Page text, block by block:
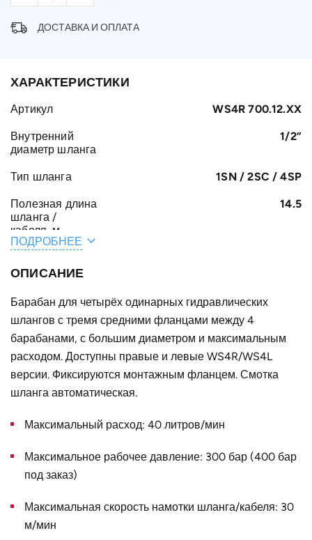
ДОСТАВКА И ОПЛАТА
ХАРАКТЕРИСТИКИ
Артикул WS4R 700.12.XX
Внутренний
диаметр шланга
1/2”
Тип шланга 1SN / 2SC / 4SP
Полезная длина
шланга /
кабеля, м
14.5
шланга /
A, мм
F, мм 532
E, мм
B, мм
Конструктивное
исполнение
для четырёх одинарных шлангов
Наружный
диаметр D, мм
720
Страна Германия
ПОДРОБНЕЕ
ОПИСАНИЕ
Барабан для четырёх одинарных гидравлических
шлангов с тремя средними фланцами между 4
барабанами, с большим диаметром и максимальным
расходом. Доступны правые и левые WS4R/WS4L
версии. Фиксируются монтажным фланцем. Смотка
шланга автоматическая.
Максимальный расход: 40 литров/мин
Максимальное рабочее давление: 300 бар (400 бар
под заказ)
Максимальная скорость намотки шланга/кабеля: 30
м/мин